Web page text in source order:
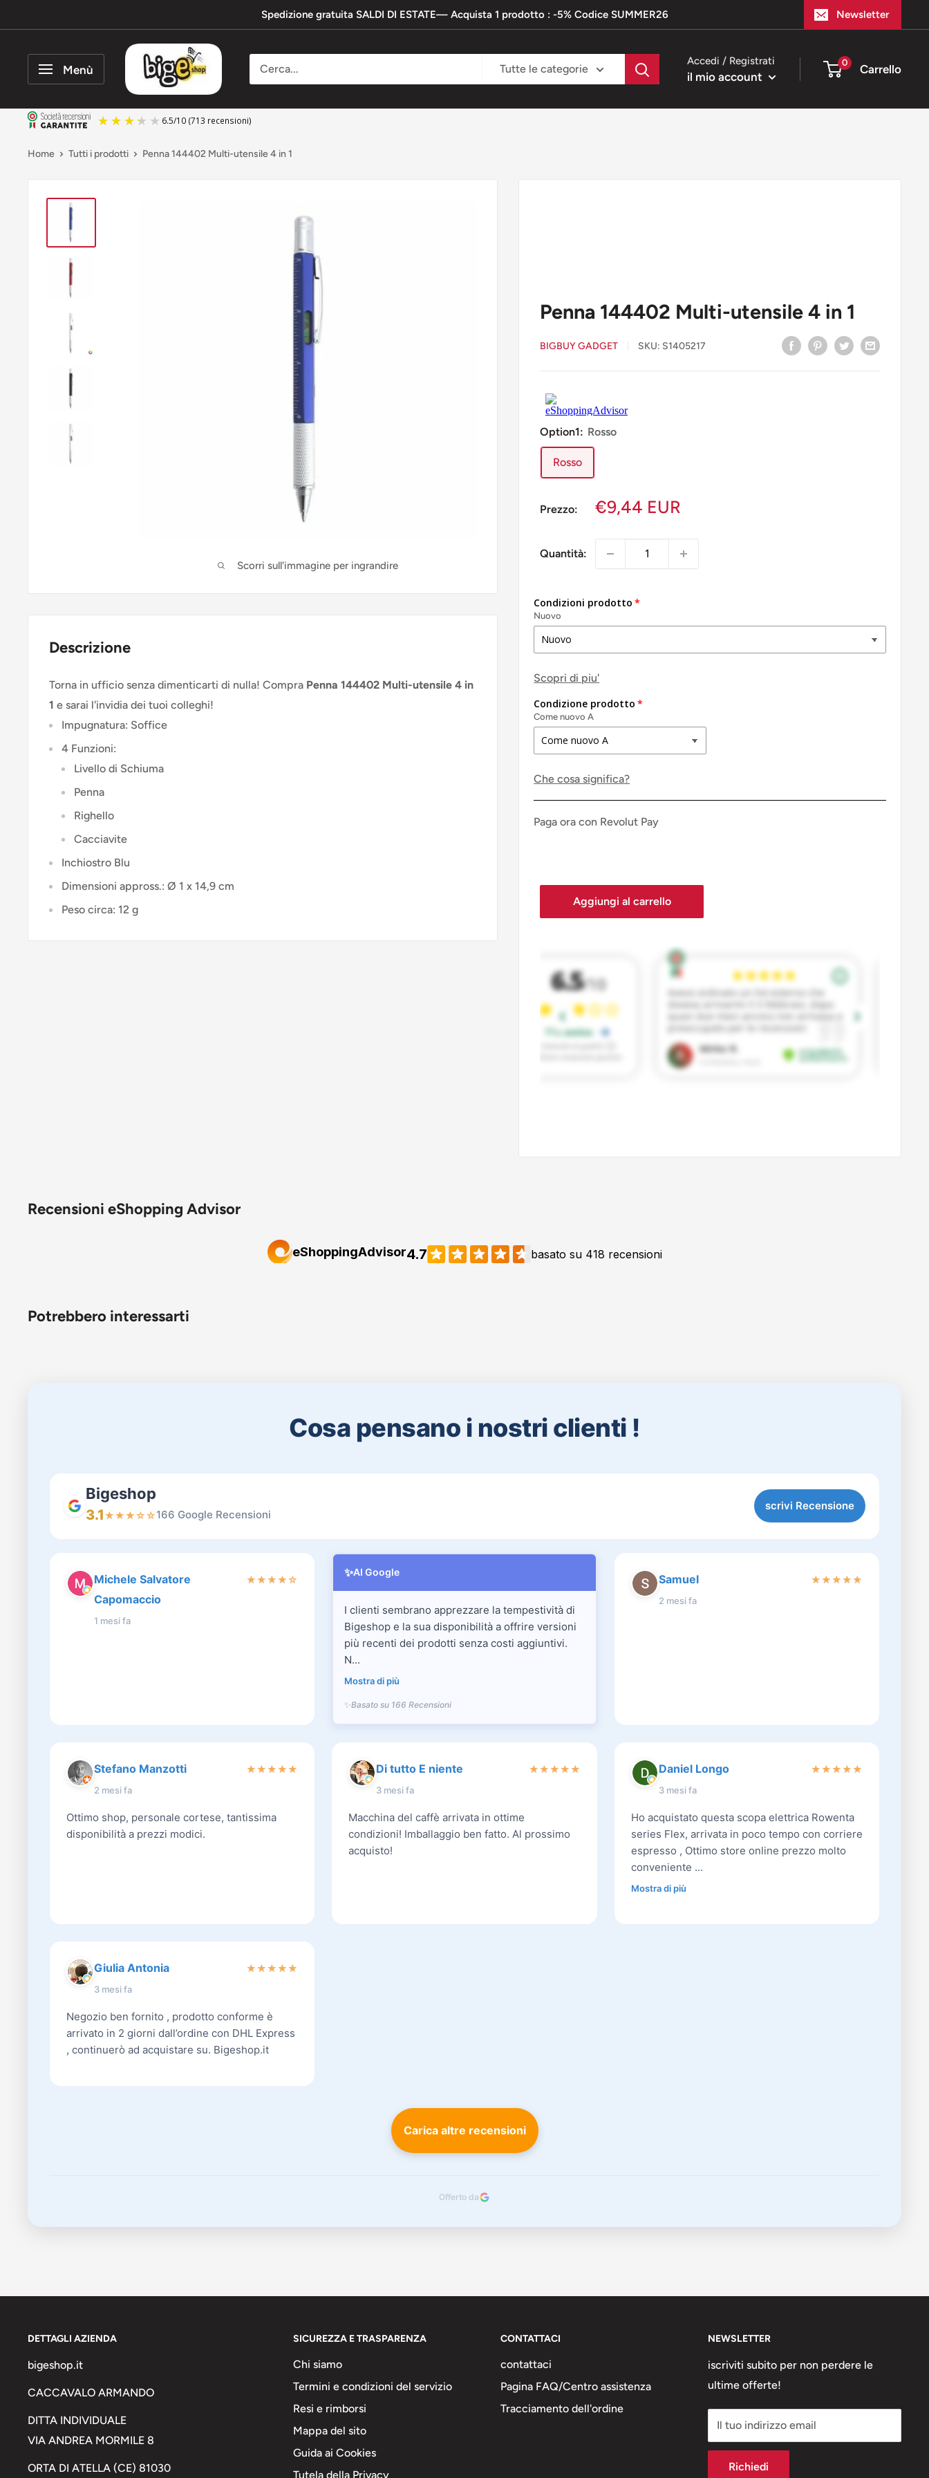
al
Spedizione gratuita SALDI DI ESTATE— Acquista 1 prodotto : -5% Codice SUMMER26 Newsletter
Menù
bigeshop
Tutte le categorie
Accedi / Registrati
il mio account
0 Carrello
Home Tutti i prodotti Penna 144402 Multi-utensile 4 in 1
Scorri sull'immagine per ingrandire
Penna 144402 Multi-utensile 4 in 1
BIGBUY GADGET SKU: S1405217
Option1: Rosso
Rosso
Prezzo: €9,44 EUR
Quantità:
Condizioni prodotto
Nuovo
Scopri di piu'
Condizione prodotto
Come nuovo A
Che cosa significa?
Paga ora con Revolut Pay
Aggiungi al carrello
Descrizione
Torna in ufficio senza dimenticarti di nulla! Compra Penna 144402 Multi-utensile 4 in
1 e sarai l'invidia dei tuoi colleghi!
Impugnatura: Soffice
4 Funzioni:
Livello di Schiuma
Penna
Righello
Cacciavite
Inchiostro Blu
Dimensioni appross.: Ø 1 x 14,9 cm
Peso circa: 12 g
Recensioni eShopping Advisor
Potrebbero interessarti
Cosa pensano i nostri clienti !
Bigeshop
3.1★★★☆☆166 Google Recensioni
scrivi Recensione
Michele Salvatore
Capomaccio
1 mesi fa
★★★★☆
✨AI Google
I clienti sembrano apprezzare la tempestività di
Bigeshop e la sua disponibilità a offrire versioni
più recenti dei prodotti senza costi aggiuntivi.
N...
Mostra di più
Basato su 166 Recensioni
Samuel
2 mesi fa
★★★★★
Stefano Manzotti
2 mesi fa
★★★★★
Ottimo shop, personale cortese, tantissima
disponibilità a prezzi modici.
Di tutto E niente
3 mesi fa
★★★★★
Macchina del caffè arrivata in ottime
condizioni! Imballaggio ben fatto. Al prossimo
acquisto!
Daniel Longo
3 mesi fa
★★★★★
Ho acquistato questa scopa elettrica Rowenta
series Flex, arrivata in poco tempo con corriere
espresso , Ottimo store online prezzo molto
conveniente ...
Mostra di più
Giulia Antonia
3 mesi fa
★★★★★
Negozio ben fornito , prodotto conforme è
arrivato in 2 giorni dall’ordine con DHL Express
, continuerò ad acquistare su. Bigeshop.it
Carica altre recensioni
Offerto da
DETTAGLI AZIENDA
bigeshop.it
CACCAVALO ARMANDO
DITTA INDIVIDUALE
VIA ANDREA MORMILE 8
ORTA DI ATELLA (CE) 81030
SICUREZZA E TRASPARENZA
Chi siamo
Termini e condizioni del servizio
Resi e rimborsi
Mappa del sito
Guida ai Cookies
Tutela della Privacy
CONTATTACI
contattaci
Pagina FAQ/Centro assistenza
Tracciamento dell'ordine
NEWSLETTER
iscriviti subito per non perdere le
ultime offerte!
Il tuo indirizzo email
Richiedi